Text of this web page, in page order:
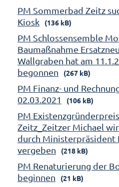
PM Sommerbad Zeitz
Kiosk
(136 kB)
PM Schlossensemble
Baumaßnahme
Wallgraben hat am
begonnen
(267 kB)
PM Finanz- und
02.03.2021
(106 kB)
PM
Zeitz_Zeitzer Michael
durch Ministerpräsident
vergeben
(218 kB)
PM Renaturierung der
beginnen
(21 kB)